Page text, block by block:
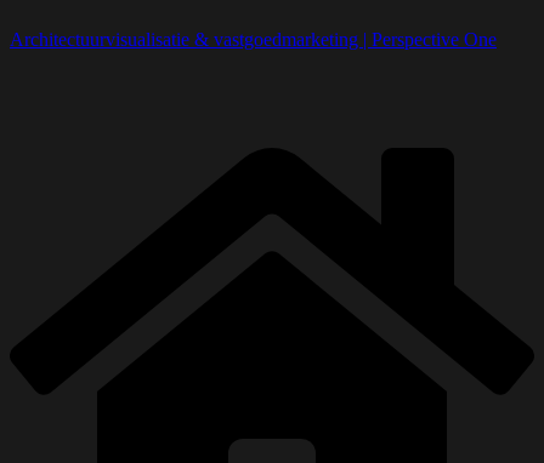
Architectuurvisualisatie & vastgoedmarketing | Perspective One